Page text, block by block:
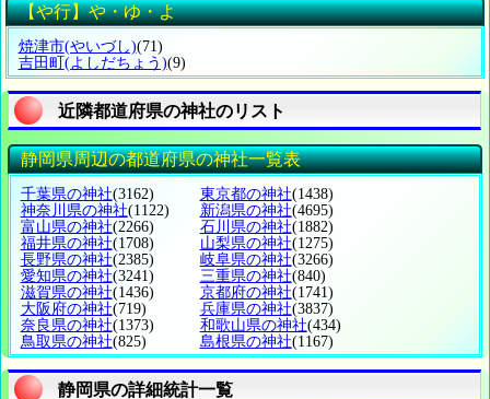
【や行】や・ゆ・よ
焼津市(やいづし)(71)
吉田町 (よしだちょう)(9)
近隣都道府県の神社のリスト
静岡県周辺の都道府県の神社一覧表
千葉県の神社(3162) 東京都の神社(1438)
神奈川県の神社(1122) 新潟県の神社(4695)
富山県の神社(2266) 石川県の神社(1882)
福井県の神社(1708) 山梨県の神社(1275)
長野県の神社(2385) 岐阜県の神社(3266)
愛知県の神社(3241) 三重県の神社(840)
滋賀県の神社(1436) 京都府の神社(1741)
大阪府の神社(719) 兵庫県の神社(3837)
奈良県の神社(1373) 和歌山県の神社(434)
鳥取県の神社(825) 島根県の神社(1167)
静岡県の詳細統計一覧